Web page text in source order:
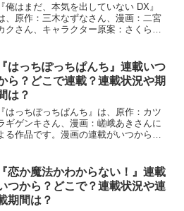
『俺はまだ、本気を出していない DX』
、原作：三木なずなさん、漫画：二宮
クさん、キャラクター原案：さくらね
ているのか紹介していきます
『はっちぽっちぱんち』連載いつ
ら？どこで連載？連載状況や期
は？
『はっちぽっちぱんち』は、原作：カツ
ギゲンキさん、漫画：嵯峨あきさんに
る作品です。漫画の連載がいつからは
て、詳しく紹介しています
『恋か魔法かわからない！』連載
つから？どこで？連載状況や連
期間は？